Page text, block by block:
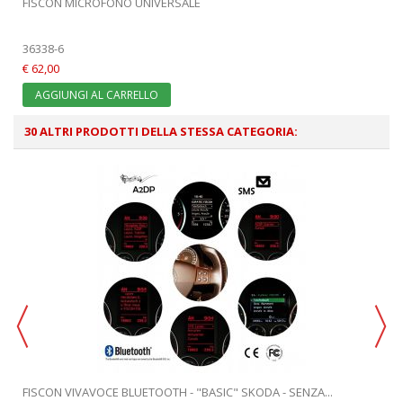
36338-6
€ 62,00
AGGIUNGI AL CARRELLO
30 ALTRI PRODOTTI DELLA STESSA CATEGORIA:
FISCON VIVAVOCE BLUETOOTH - "BASIC" SKODA - SENZA...